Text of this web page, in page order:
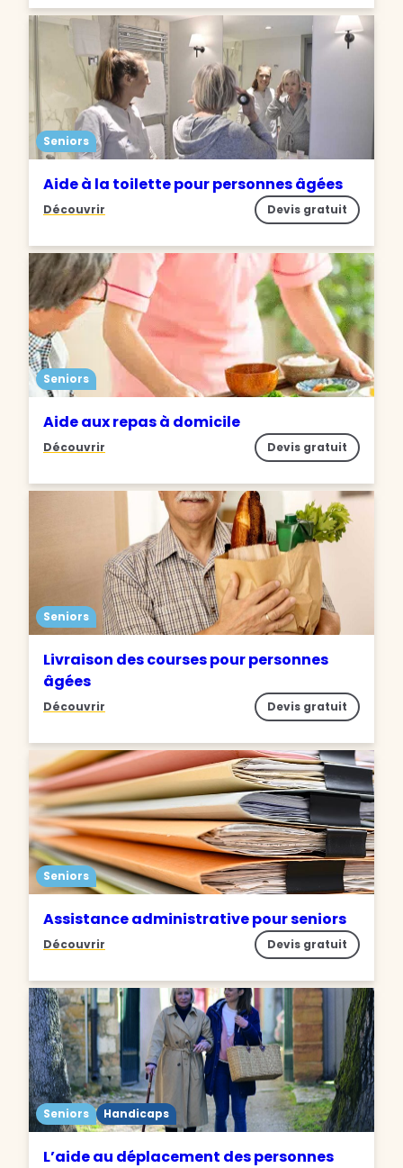
Seniors
Aide à la toilette pour personnes âgées
Découvrir Devis gratuit
Seniors
Aide aux repas à domicile
Découvrir Devis gratuit
Seniors
Livraison des courses pour personnes
âgées
Découvrir Devis gratuit
Seniors
Assistance administrative pour seniors
Découvrir Devis gratuit
Seniors Handicaps
L’aide au déplacement des personnes